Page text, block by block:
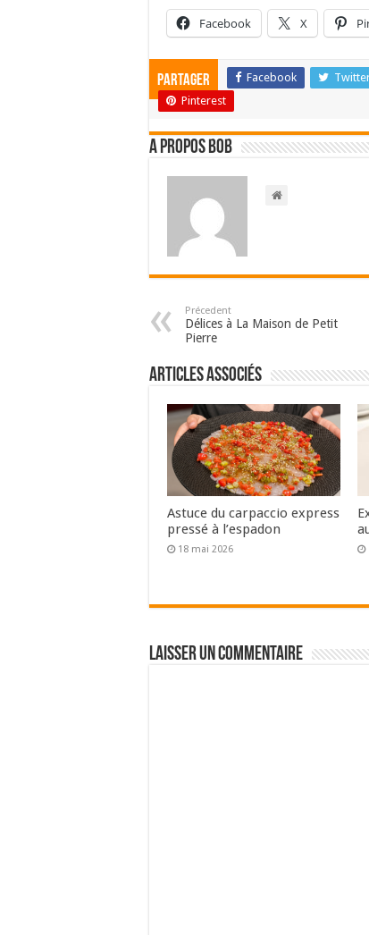
Facebook X
Partager Facebook
Pinterest
A propos bOb
Précedent
Délices à La Maison de Petit
Pierre
Articles associés
Astuce du carpaccio express
pressé à l’espadon
18 mai 2026
Laisser un commentaire